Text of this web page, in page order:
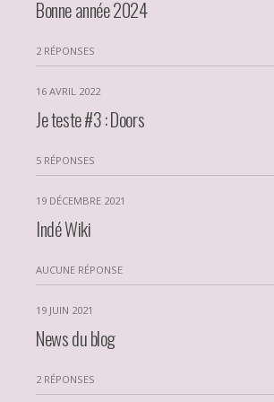
Bonne année 2024
2 RÉPONSES
16 AVRIL 2022
Je teste #3 : Doors
5 RÉPONSES
19 DÉCEMBRE 2021
Indé Wiki
AUCUNE RÉPONSE
19 JUIN 2021
News du blog
2 RÉPONSES